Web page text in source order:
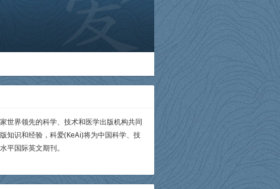
世界领先的科学、技术和医学出版机构共同
知识和经验，科爱(KeAi)将为中国科学、技
平国际英文期刊。